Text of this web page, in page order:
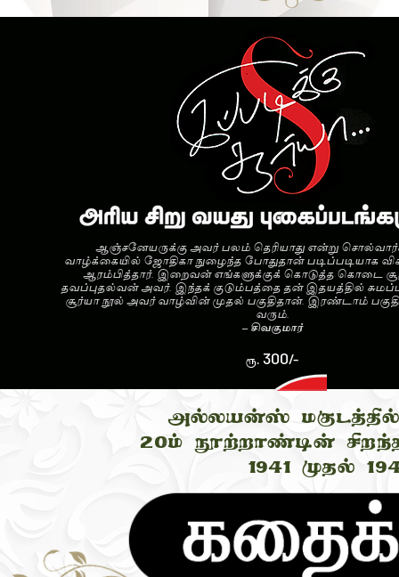
ஆஞ்சனேயருக்கு அவர் பலம் தெரியாது என்று
வாழ்க்கையில் ஜோதிகா நுழைந்த போதுதான் படிப்படியாக
ஆரம்பித்தார். இறைவன் எங்களுக்குக் கொடுத்த கொடை
தவப்புதல்வன் அவர். இந்தக் குடும்பத்தை தன் இதயத்தில்
சூர்யா நூல் அவர் வாழ்வின் முதல் பகுதிதான். இரண்டாம்
வரும்.
– சிவகுமார்
ரூ. 300/-
அல்லயன்ஸ்
20ம் நூற்றாண்டின்
1941 முதல்